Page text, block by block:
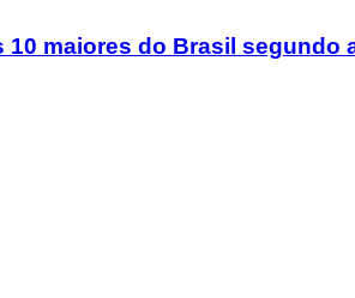
maiores do Brasil segundo